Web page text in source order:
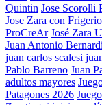
Quintin Jose Scorolli
Jose Zara con Frigerio
ProCreAr José Zara
Juan Antonio Bernardi
juan carlos scalesi
Pablo Barreno Juan
adultos mayores
Patagones 2026